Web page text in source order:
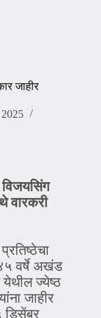
जाहीर
विजयसिंग
वारकरी
४५ वर्षे अखंड
ज्येष्ठ
जाहीर
डिसेंबर